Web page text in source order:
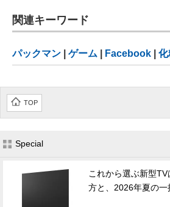
関連キーワード
パックマン ゲーム Facebook 化
TOP
Special
これから選ぶ新型
方と、2026年夏の一